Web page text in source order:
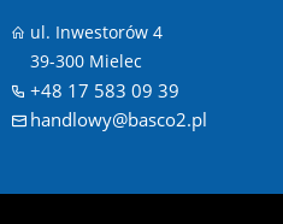
ul. Inwestorów 4
39-300 Mielec
+48 17 583 09 39
handlowy@basco2.pl